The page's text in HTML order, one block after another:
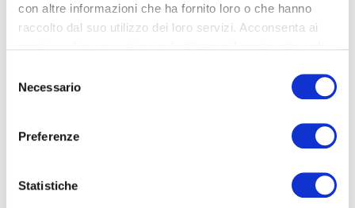
con altre informazioni che ha fornito loro o che hanno
raccolto dal suo utilizzo dei loro servizi. Acconsenta ai
delNecessario
Preferenze
Statistiche